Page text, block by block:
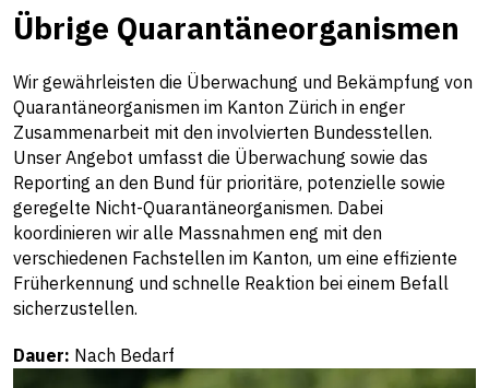
Übrige Quarantäneorganismen
Wir gewährleisten die Überwachung und Bekämpfung von
Quarantäneorganismen im Kanton Zürich in enger
Zusammenarbeit mit den involvierten Bundesstellen.
Unser Angebot umfasst die Überwachung sowie das
Reporting an den Bund für prioritäre, potenzielle sowie
geregelte Nicht-Quarantäneorganismen. Dabei
koordinieren wir alle Massnahmen eng mit den
verschiedenen Fachstellen im Kanton, um eine effiziente
Früherkennung und schnelle Reaktion bei einem Befall
sicherzustellen.
Dauer: Nach Bedarf